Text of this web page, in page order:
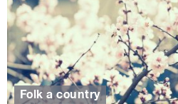
Folk a country